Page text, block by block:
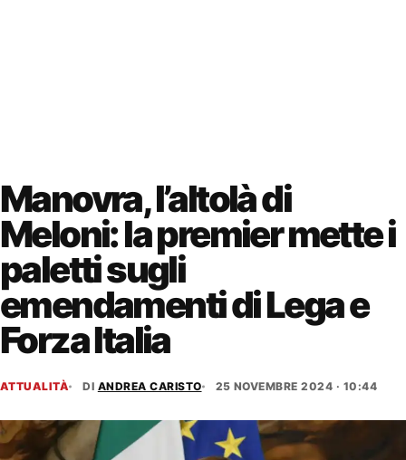
Manovra, l’altolà di
Meloni: la premier mette i
paletti sugli
emendamenti di Lega e
Forza Italia
ATTUALITÀ DI ANDREA CARISTO 25 NOVEMBRE 2024 · 10:44